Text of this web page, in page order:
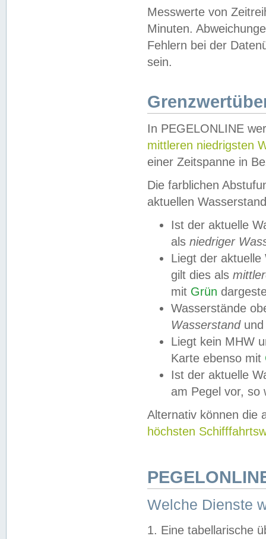
Messwerte von
Minuten.
Fehlern bei der
sein.
In PEGELONLINE
mittleren niedrigsten
einer Zeitspanne in
Die farblichen
aktuellen
Ist der aktuelle
als niedriger
Liegt der
gilt dies als
mit Grün
Wasserstände
Wasserstandund
Liegt kein MHW
Karte ebenso mit
Ist der aktuelle
am Pegel vor,
Alternativ können die
höchsten
Welche Dienste
1. Eine tabellarische